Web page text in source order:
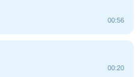
00:56
00:20